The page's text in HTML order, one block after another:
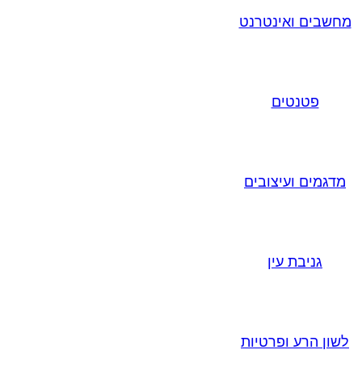
מחשבים ואינטרנט
פטנטים
מדגמים ועיצובים
גניבת עין
לשון הרע ופרטיות